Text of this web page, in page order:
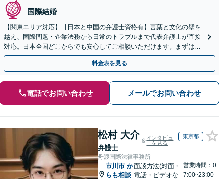
国際結婚
【関東エリア対応】【日本と中国の弁護士資格有】言葉と文化の壁を
越え、国際問題・企業法務から日常のトラブルまで代表弁護士が直接
対応。日本全国どこからでも安心してご相談いただけます。まずは一
歩を踏み出してみませんか。【初回相談無料】
料金表を見る
電話でお問い合わせ メールでお問い合わせ
松村 大介
弁護士
インタビュ
ーを見る
東京都
舟渡国際法律事務所
市川市 か
らも相談
面談方法(対面・
電話・ビデオな
営業時間：0
7:00~23:00